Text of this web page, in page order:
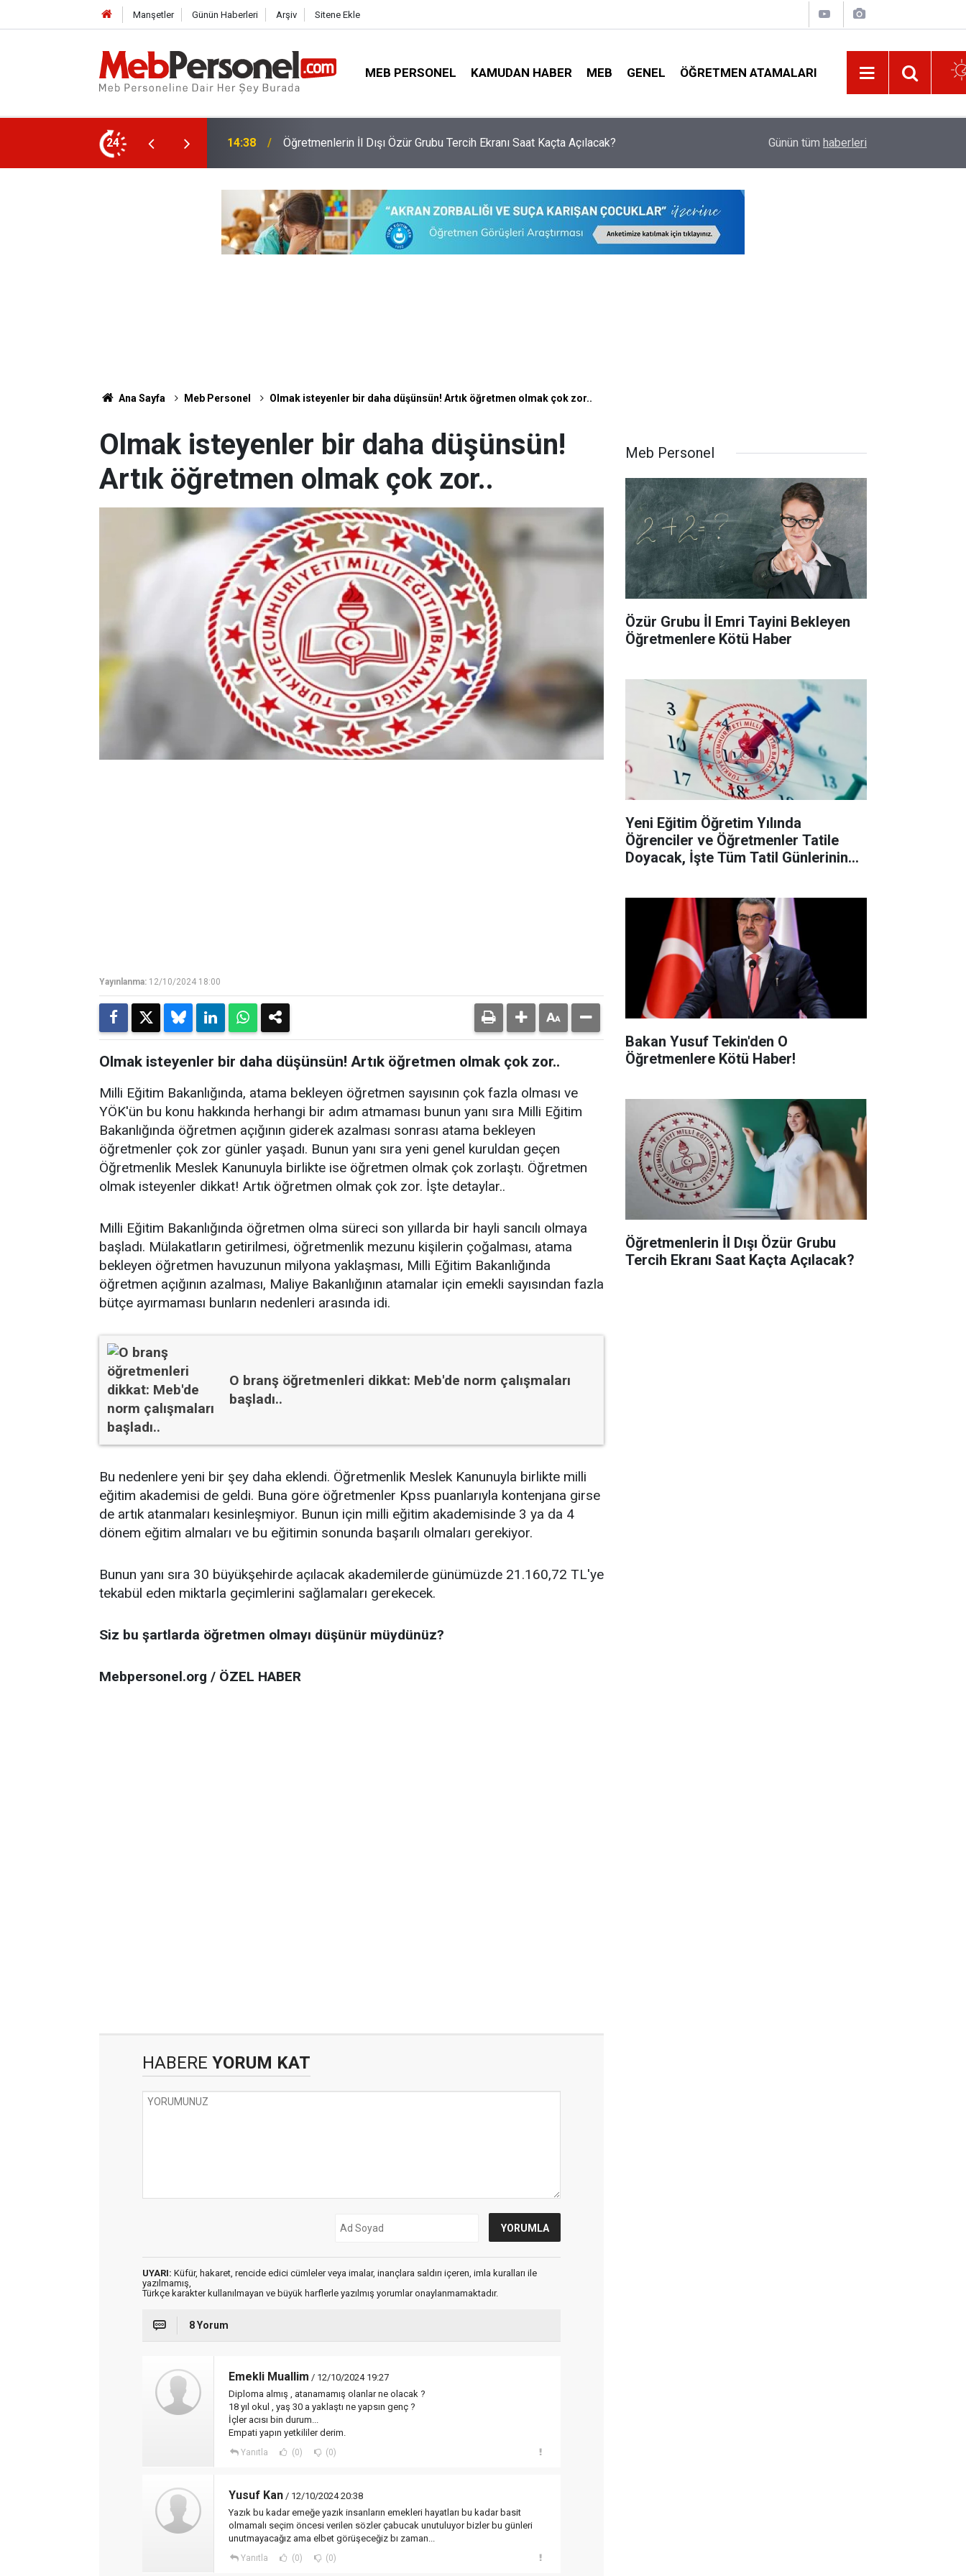
Manşetler Günün Haberleri Arşiv Sitene Ekle
MEB PERSONEL KAMUDAN HABER MEB GENEL ÖĞRETMEN ATAMALARI
24
Ekranı Saat Kaçta Açılacak? 14:11 O Öğretmenlere 15 Ağustos'ta Ek Ödeme Yapılacak! Öğretmenlere Dört Adet Sınav Görevi ve
Günün tüm haberleri
Ana Sayfa Meb Personel Olmak isteyenler bir daha düşünsün! Artık öğretmen olmak çok zor..
Olmak isteyenler bir daha düşünsün!
Artık öğretmen olmak çok zor..
Yayınlanma: 12/10/2024 18:00
Olmak isteyenler bir daha düşünsün! Artık öğretmen olmak çok zor..
Milli Eğitim Bakanlığında, atama bekleyen öğretmen sayısının çok fazla olması ve
YÖK'ün bu konu hakkında herhangi bir adım atmaması bunun yanı sıra Milli Eğitim
Bakanlığında öğretmen açığının giderek azalması sonrası atama bekleyen
öğretmenler çok zor günler yaşadı. Bunun yanı sıra yeni genel kuruldan geçen
Öğretmenlik Meslek Kanunuyla birlikte ise öğretmen olmak çok zorlaştı. Öğretmen
olmak isteyenler dikkat! Artık öğretmen olmak çok zor. İşte detaylar..
Milli Eğitim Bakanlığında öğretmen olma süreci son yıllarda bir hayli sancılı olmaya
başladı. Mülakatların getirilmesi, öğretmenlik mezunu kişilerin çoğalması, atama
bekleyen öğretmen havuzunun milyona yaklaşması, Milli Eğitim Bakanlığında
öğretmen açığının azalması, Maliye Bakanlığının atamalar için emekli sayısından fazla
bütçe ayırmaması bunların nedenleri arasında idi.
O branş öğretmenleri dikkat: Meb'de norm çalışmaları
başladı..
Bu nedenlere yeni bir şey daha eklendi. Öğretmenlik Meslek Kanunuyla birlikte milli
eğitim akademisi de geldi. Buna göre öğretmenler Kpss puanlarıyla kontenjana girse
de artık atanmaları kesinleşmiyor. Bunun için milli eğitim akademisinde 3 ya da 4
dönem eğitim almaları ve bu eğitimin sonunda başarılı olmaları gerekiyor.
Bunun yanı sıra 30 büyükşehirde açılacak akademilerde günümüzde 21.160,72 TL'ye
tekabül eden miktarla geçimlerini sağlamaları gerekecek.
Siz bu şartlarda öğretmen olmayı düşünür müydünüz?
Mebpersonel.org / ÖZEL HABER
HABERE YORUM KAT
UYARI: Küfür, hakaret, rencide edici cümleler veya imalar, inançlara saldırı içeren, imla kuralları ile
yazılmamış,
Türkçe karakter kullanılmayan ve büyük harflerle yazılmış yorumlar onaylanmamaktadır.
8 Yorum
Emekli Muallim / 12/10/2024 19:27
Diploma almış , atanamamış olanlar ne olacak ?
18 yıl okul , yaş 30 a yaklaştı ne yapsın genç ?
İçler acısı bin durum...
Empati yapın yetkililer derim.
Yanıtla (0) (0)
Yusuf Kan / 12/10/2024 20:38
Yazık bu kadar emeğe yazık insanların emekleri hayatları bu kadar basit
olmamalı seçim öncesi verilen sözler çabucak unutuluyor bizler bu günleri
unutmayacağız ama elbet görüşeceğiz bı zaman...
Yanıtla (0) (0)
Meb Personel
Özür Grubu İl Emri Tayini Bekleyen
Öğretmenlere Kötü Haber
Yeni Eğitim Öğretim Yılında
Öğrenciler ve Öğretmenler Tatile
Doyacak, İşte Tüm Tatil Günlerinin
Bakan Yusuf Tekin'den O
Öğretmenlere Kötü Haber!
Öğretmenlerin İl Dışı Özür Grubu
Tercih Ekranı Saat Kaçta Açılacak?